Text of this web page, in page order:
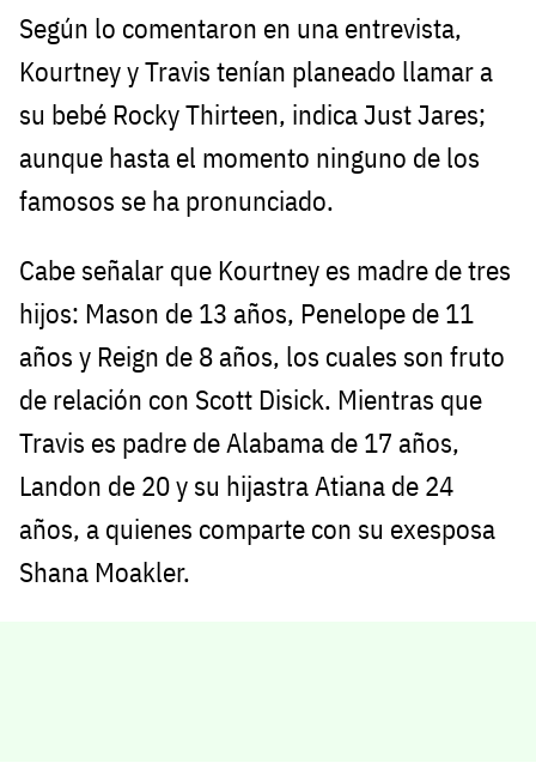
Según lo comentaron en una entrevista,
Kourtney y Travis tenían planeado llamar a
su bebé Rocky Thirteen, indica Just Jares;
aunque hasta el momento ninguno de los
famosos se ha pronunciado.
Cabe señalar que Kourtney es madre de tres
hijos: Mason de 13 años, Penelope de 11
años y Reign de 8 años, los cuales son fruto
de relación con Scott Disick. Mientras que
Travis es padre de Alabama de 17 años,
Landon de 20 y su hijastra Atiana de 24
años, a quienes comparte con su exesposa
Shana Moakler.